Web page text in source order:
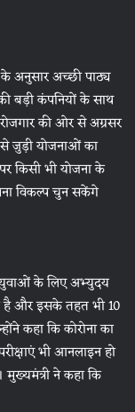
के अनुसार अच्छी पाठ्य
बड़ी कंपनियों के साथ
की ओर से अग्रसर
जुड़ी योजनाओं का
किसी भी योजना के
विकल्प चुन सकेंगे
युवाओं के लिए अभ्युदय
है और इसके तहत भी 10
कहा कि कोरोना का
भी आनलाइन हो
ने कहा कि